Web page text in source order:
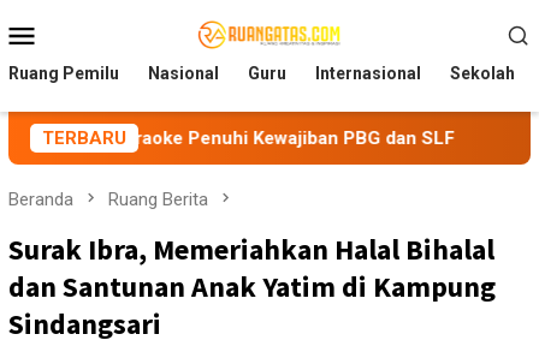
ke
kontenMobile
Ruang Pemilu Nasional Guru Internasional Sekolah
TERBARU
Penuhi Kewajiban PBG dan SLF BEM Nusantara
Beranda Ruang Berita
Surak Ibra, Memeriahkan Halal Bihalal
dan Santunan Anak Yatim di Kampung
Sindangsari